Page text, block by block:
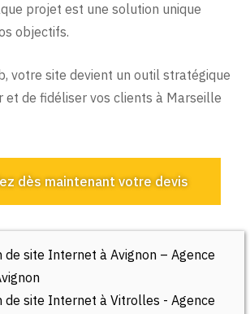
projet est une solution unique
objectifs.
votre site devient un outil stratégique
et de fidéliser vos clients à Marseille
dès maintenant votre devis
de site Internet à Avignon – Agence
de site Internet à Vitrolles - Agence